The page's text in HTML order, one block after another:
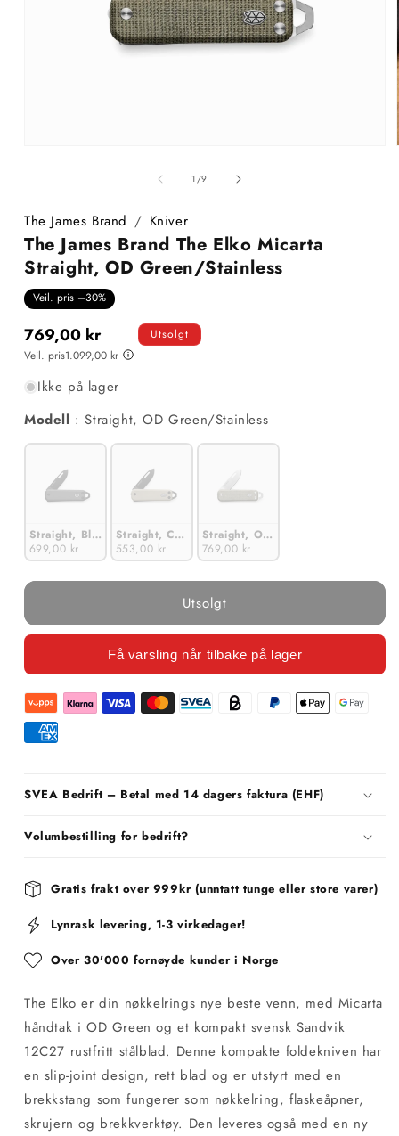
1/av
9
The James Brand / Kniver
The James Brand The Elko Micarta
Straight, OD Green/Stainless
Veil. pris –30%
769,00 kr
Veil. pris1.099,00 kr
Utsolgt
Ikke på lager
Modell : Straight, OD Green/StainlessModell
Straight, Black/Black
699,00 kr
Straight, Coyote Tan/Black
553,00 kr
Straight, OD Green/Stainless
769,00 kr
Utsolgt
Få varsling når tilbake på lager
SVEA Bedrift – Betal med 14 dagers faktura (EHF)
Volumbestilling for bedrift?
Gratis frakt over 999kr (unntatt tunge eller store varer)
Lynrask levering, 1-3 virkedager!
Over 30'000 fornøyde kunder i Norge
The Elko er din nøkkelrings nye beste venn, med Micarta
håndtak i OD Green og et kompakt svensk Sandvik
12C27 rustfritt stålblad. Denne kompakte foldekniven har
en slip-joint design, rett blad og er utstyrt med en
brekkstang som fungerer som nøkkelring, flaskeåpner,
skrujern og brekkverktøy. Den leveres også med en ny